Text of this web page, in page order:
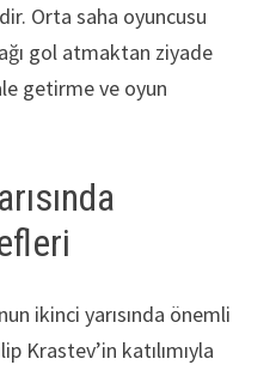
Orta saha oyuncusu
gol atmaktan ziyade
getirme ve oyun
ikinci yarısında önemli
Krastev’in katılımıyla